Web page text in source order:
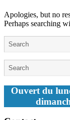
Apologies, but no
Perhaps searching
Ouvert du